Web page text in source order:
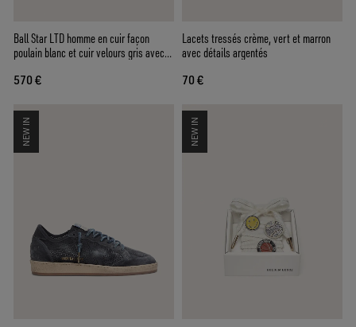
Ball Star LTD homme en cuir façon
poulain blanc et cuir velours gris avec
570 €
Lacets tressés crème, vert et marron
avec détails argentés
70 €
NEW IN NEW IN